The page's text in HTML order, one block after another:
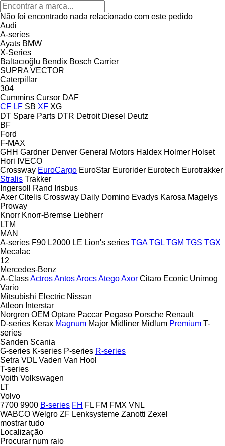
Não foi encontrado nada relacionado com este pedido
Audi
A-series
Ayats BMW
X-Series
Baltacıoğlu Bendix Bosch Carrier
SUPRA VECTOR
Caterpillar
304
Cummins Cursor DAF
CF LF SB XF XG
DT Spare Parts DTR Detroit Diesel Deutz
BF
Ford
F-MAX
GHH Gardner Denver General Motors Haldex Holmer Holset
Hori IVECO
Crossway EuroCargo EuroStar Eurorider Eurotech Eurotrakker
Stralis Trakker
Ingersoll Rand
Irisbus
Axer Citelis Crossway Daily Domino Evadys Karosa Magelys
Proway
Knorr Knorr-Bremse Liebherr
LTM
MAN
A-series F90 L2000 LE Lion's series TGA TGL TGM TGS TGX
Mecalac
12
Mercedes-Benz
A-ClassActrosAntosArocsAtegoAxor Citaro Econic Unimog
Vario
Mitsubishi Electric Nissan
Atleon Interstar
Norgren OEM Optare Paccar Pegaso Porsche Renault
D-series Kerax Magnum Major Midliner Midlum Premium T-
series
Sanden Scania
G-series K-series P-series R-series
Setra VDL Vaden Van Hool
T-series
Voith Volkswagen
LT
Volvo
7700 9900 B-series FH FL FM FMX VNL
WABCO Welgro ZF Lenksysteme Zanotti Zexel
mostrar tudo
Localização
Procurar num raio